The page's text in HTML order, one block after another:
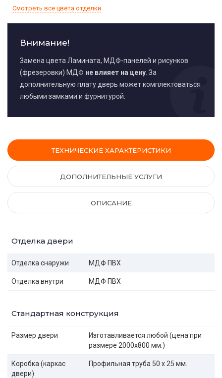
Смотреть все цвета отделки
Внимание!
Замена цвета Ламината, МДФ-панелей и рисунков
(фрезеровки) МДФ не влияет на цену . За
дополнительную плату дверь может комплектоваться
любыми замками и фурнитурой.
ТЕХНИЧЕСКИЕ ХАРАКТЕРИСТИКИ
ДОПОЛНИТЕЛЬНЫЕ УСЛУГИ
ОПИСАНИЕ
Отделка двери
Отделка снаружи МДФ ПВХ
Отделка внутри МДФ ПВХ
Стандартная конструкция
Размер двери
Изготавливается любой (цена при
размере 2000x800 мм.)
Коробка (каркас
двери)
Профильная труба 50 х 25 мм.